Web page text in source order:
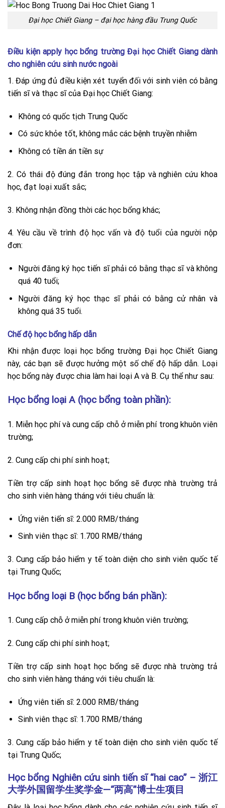
Đại học Chiết Giang – đại học hàng đầu Trung Quốc
Điều kiện apply học bổng trường Đại học Chiết Giang dành
cho nghiên cứu sinh nước ngoài
1. Đáp ứng đủ điều kiện xét tuyển đối với sinh viên có bằng
tiến sĩ và thạc sĩ của Đại học Chiết Giang:
Không có quốc tịch Trung Quốc
Có sức khỏe tốt, không mắc các bệnh truyền nhiễm
Không có tiền án tiền sự
2. Có thái độ đúng đắn trong học tập và nghiên cứu khoa
học, đạt loại xuất sắc;
3. Không nhận đồng thời các học bổng khác;
4. Yêu cầu về trình độ học vấn và độ tuổi của người nộp
đơn:
Người đăng ký học tiến sĩ phải có bằng thạc sĩ và không
quá 40 tuổi;
Người đăng ký học thạc sĩ phải có bằng cử nhân và
không quá 35 tuổi.
Chế độ học bổng hấp dẫn
Khi nhận được loại học bổng trường Đại học Chiết Giang
này, các bạn sẽ được hưởng một số chế độ hấp dẫn. Loại
học bổng này được chia làm hai loại A và B. Cụ thể như sau:
Học bổng loại A (học bổng toàn phần):
1. Miễn học phí và cung cấp chỗ ở miễn phí trong khuôn viên
trường;
2. Cung cấp chi phí sinh hoạt;
Tiền trợ cấp sinh hoạt học bổng sẽ được nhà trường trả
cho sinh viên hàng tháng với tiêu chuẩn là:
Ứng viên tiến sĩ: 2.000 RMB/tháng
Sinh viên thạc sĩ: 1.700 RMB/tháng
3. Cung cấp bảo hiểm y tế toàn diện cho sinh viên quốc tế
tại Trung Quốc;
Học bổng loại B (học bổng bán phần):
1. Cung cấp chỗ ở miễn phí trong khuôn viên trường;
2. Cung cấp chi phí sinh hoạt;
Tiền trợ cấp sinh hoạt học bổng sẽ được nhà trường trả
cho sinh viên hàng tháng với tiêu chuẩn là:
Ứng viên tiến sĩ: 2.000 RMB/tháng
Sinh viên thạc sĩ: 1.700 RMB/tháng
3. Cung cấp bảo hiểm y tế toàn diện cho sinh viên quốc tế
tại Trung Quốc;
Học bổng Nghiên cứu sinh tiến sĩ “hai cao” – 浙江
大学外国留学生奖学金—“两高”博士生项目